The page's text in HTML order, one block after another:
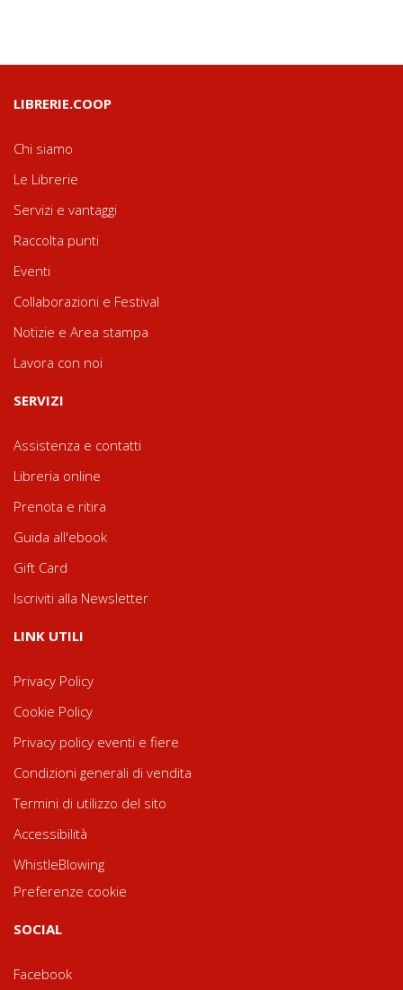
LIBRERIE.COOP
Chi siamo
Le Librerie
Servizi e vantaggi
Raccolta punti
Eventi
Collaborazioni e Festival
Notizie e Area stampa
Lavora con noi
SERVIZI
Assistenza e contatti
Libreria online
Prenota e ritira
Guida all'ebook
Gift Card
Iscriviti alla Newsletter
LINK UTILI
Privacy Policy
Cookie Policy
Privacy policy eventi e fiere
Condizioni generali di vendita
Termini di utilizzo del sito
Accessibilità
WhistleBlowing
Preferenze cookie
SOCIAL
Facebook